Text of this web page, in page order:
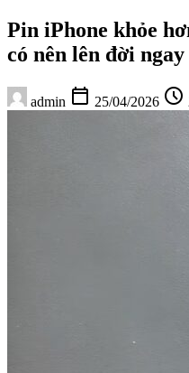
Pin iPhone khỏe
có nên lên đời
admin calendar_today 25/04/2026 schedule